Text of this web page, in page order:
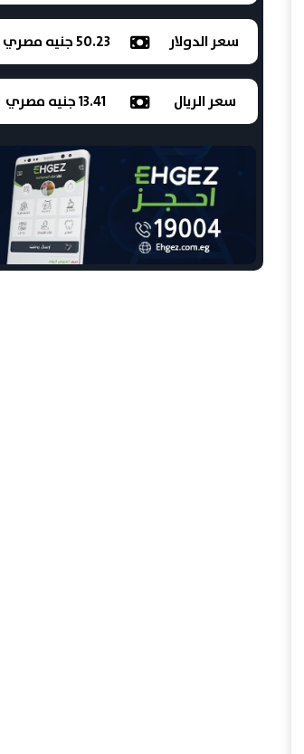
سعر الدولار 50.23 جنيه مصري
سعر الريال 13.41 جنيه مصري